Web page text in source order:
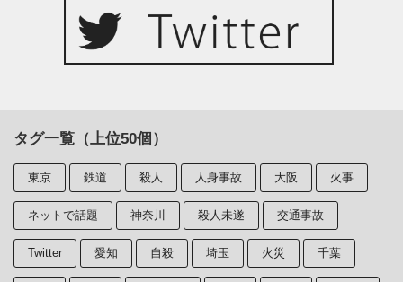
タグ一覧（上位50個）
東京 鉄道 殺人 人身事故 大阪 火事
ネットで話題 神奈川 殺人未遂 交通事故
Twitter 愛知 自殺 埼玉 火災 千葉